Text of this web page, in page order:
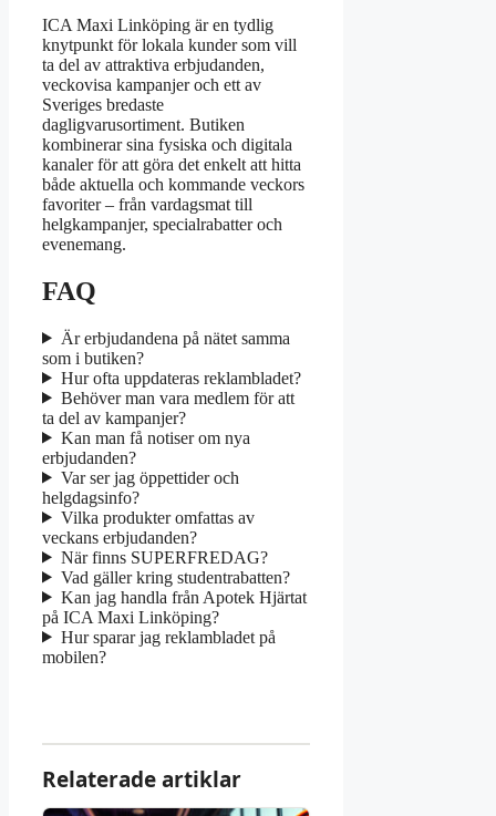
ICA Maxi Linköping är en tydlig
knytpunkt för lokala kunder som vill
ta del av attraktiva erbjudanden,
veckovisa kampanjer och ett av
Sveriges bredaste
dagligvarusortiment. Butiken
kombinerar sina fysiska och digitala
kanaler för att göra det enkelt att hitta
både aktuella och kommande veckors
favoriter – från vardagsmat till
helgkampanjer, specialrabatter och
evenemang.
FAQ
Är erbjudandena på nätet samma
som i butiken?
Hur ofta uppdateras reklambladet?
Behöver man vara medlem för att
ta del av kampanjer?
Kan man få notiser om nya
erbjudanden?
Var ser jag öppettider och
helgdagsinfo?
Vilka produkter omfattas av
veckans erbjudanden?
När finns SUPERFREDAG?
Vad gäller kring studentrabatten?
Kan jag handla från Apotek Hjärtat
på ICA Maxi Linköping?
Hur sparar jag reklambladet på
mobilen?
Relaterade artiklar